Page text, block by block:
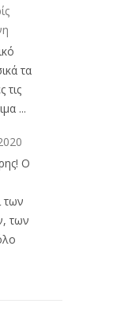
τα
τις
...
Ο
των
των